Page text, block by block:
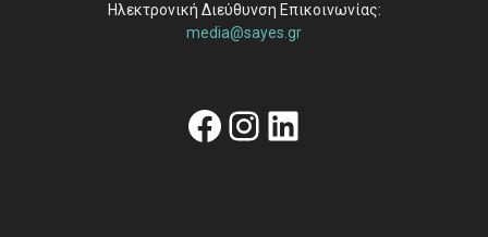
Ηλεκτρονική Διεύθυνση Επικοινωνίας:
media@sayes.gr
Facebook
Instagram
Linkedin